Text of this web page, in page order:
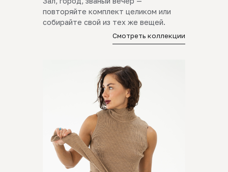
повторяйте комплект целиком или
собирайте свой из тех же вещей.
Смотреть коллекции